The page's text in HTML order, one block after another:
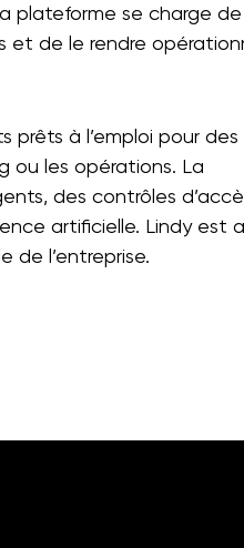
plateforme se charge de
et de le rendre
à l’emploi pour des
ou les opérations. La
des contrôles
artificielle. Lindy est
de l’entreprise.